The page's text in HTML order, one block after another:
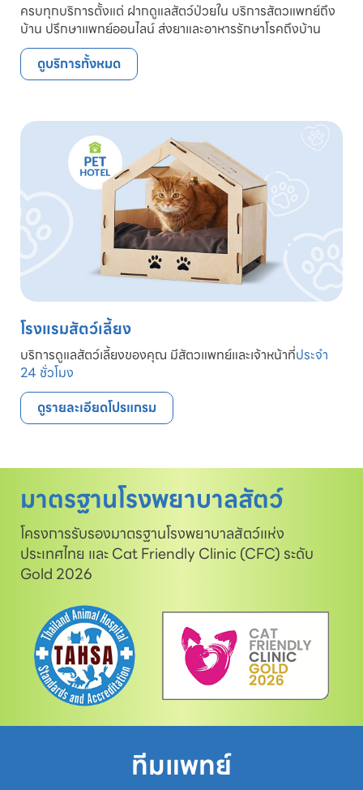
ครบทุกบริการตั้งแต่ ฝากดูแลสัตว์ป่วยใน บริการสัตวแพทย์ถึง
บ้าน ปรึกษาแพทย์ออนไลน์ ส่งยาและอาหารรักษาโรคถึงบ้าน
ดูบริการทั้งหมด
โรงแรมสัตว์เลี้ยง
บริการดูแลสัตว์เลี้ยงของคุณ มีสัตวแพทย์และเจ้าหน้าที่ประจำ
24 ชั่วโมง
ดูรายละเอียดโปรแกรม
มาตรฐานโรงพยาบาลสัตว์
โครงการรับรองมาตรฐานโรงพยาบาลสัตว์แห่ง
ประเทศไทย และ Cat Friendly Clinic (CFC) ระดับ
Gold 2026
ทีมแพทย์